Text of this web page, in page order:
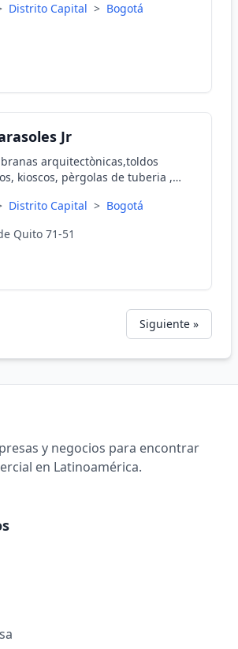
Distrito Capital > Bogotá
Jr
arquitectònicas,toldos
kioscos, pèrgolas de tuberia ,
en policarbonato,
Distrito Capital > Bogotá
Quito 71-51
Siguiente »
y negocios para encontrar
en Latinoamérica.